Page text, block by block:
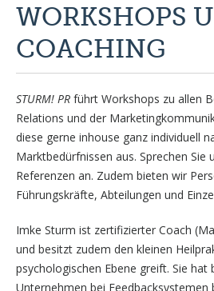
WORKSHOPS
COACHING
STURM! PR führt Workshops zu allen
Relations und der
diese gerne inhouse ganz individuell
Marktbedürfnissen aus. Sprechen Sie
Referenzen an. Zudem bieten wir
Führungskräfte, Abteilungen und
Imke Sturm ist zertifizierter Coach
und besitzt zudem den kleinen
psychologischen Ebene greift. Sie hat
Unternehmen bei Feedbacksystemen